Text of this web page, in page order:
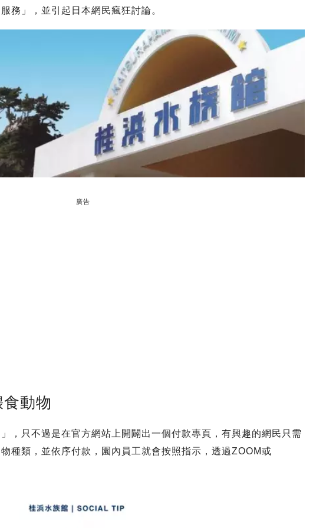
務」，並引起日本網民瘋狂討論。
廣告
動物
，只不過是在官方網站上開闢出一個付款專頁，有興趣的網民只需
種類，並依序付款，園內員工就會按照指示，透過ZOOM或